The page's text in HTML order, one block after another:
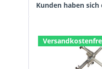
Kunden haben sich